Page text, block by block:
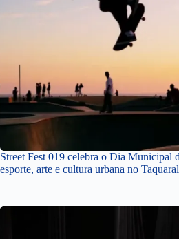
Street Fest 019 celebra o Dia Municipal
esporte, arte e cultura urbana no Taquaral